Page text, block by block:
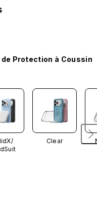
de Protection à Coussin
Clear